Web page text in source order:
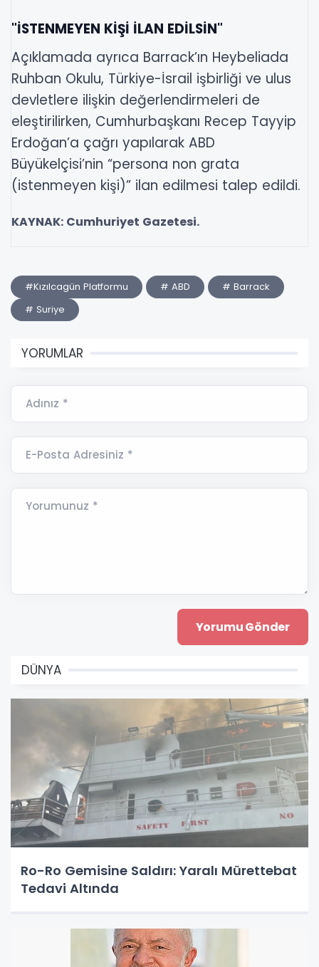
"İSTENMEYEN KİŞİ İLAN EDİLSİN"
Açıklamada ayrıca Barrack’ın Heybeliada
Ruhban Okulu, Türkiye-İsrail işbirliği ve ulus
devletlere ilişkin değerlendirmeleri de
eleştirilirken, Cumhurbaşkanı Recep Tayyip
Erdoğan’a çağrı yapılarak ABD
Büyükelçisi’nin “persona non grata
(istenmeyen kişi)” ilan edilmesi talep edildi.
KAYNAK: Cumhuriyet Gazetesi.
#Kızılcagün Platformu # ABD
# Barrack
# Suriye
YORUMLAR
Adınız *
E-Posta Adresiniz *
Yorumunuz *
DÜNYA
Ro-Ro Gemisine Saldırı: Yaralı Mürettebat
Tedavi Altında